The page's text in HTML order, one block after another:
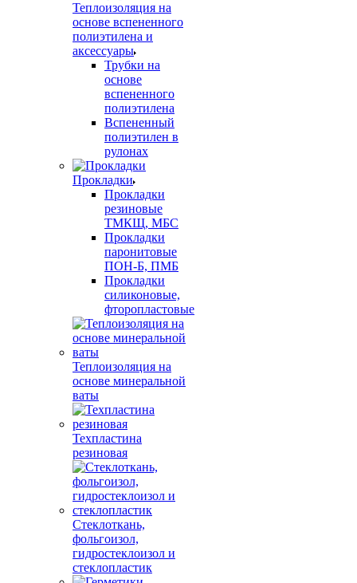
Теплоизоляция на
основе вспененного
полиэтилена и
аксессуары
Трубки на
основе
вспененного
полиэтилена
Вспененный
полиэтилен в
рулонах
Прокладки
Прокладки
резиновые
ТМКЩ, МБС
Прокладки
паронитовые
ПОН-Б, ПМБ
Прокладки
силиконовые,
фторопластовые
Теплоизоляция на
основе минеральной
ваты
Техпластина
резиновая
Стеклоткань,
фольгоизол,
гидростеклоизол и
стеклопластик